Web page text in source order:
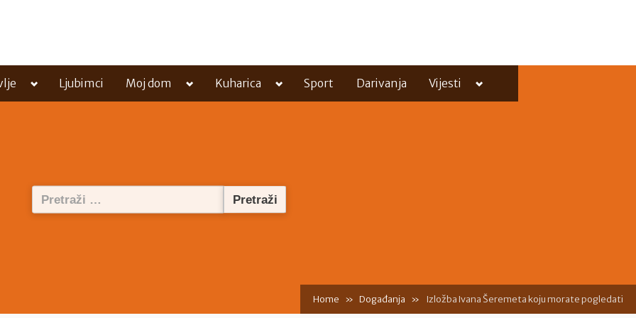
Toggle
menu
Ljubimci Moj dom
Toggle
menu
Kuharica
Toggle
menu
Sport Darivanja Vijesti
Toggle
menu
Pretraži:
Home Događanja Izložba Ivana Šeremeta koju morate pogledati